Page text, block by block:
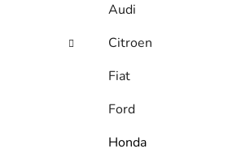
Audi
Citroen
Fiat
Ford
Honda